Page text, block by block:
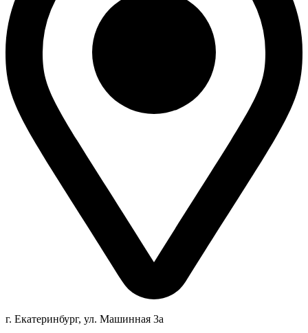
г. Екатеринбург, ул. Машинная 3а